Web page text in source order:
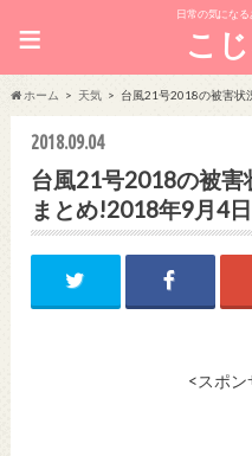
日常の気になる
こ
≡
ホーム 天気 台風21号2018の被害状
2018.09.04
台風21号2018の被害
まとめ!2018年9月4日
<スポ